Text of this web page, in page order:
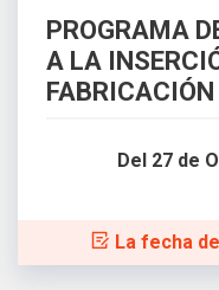
PROGRAMA
A LA
Del 27 de
La fecha